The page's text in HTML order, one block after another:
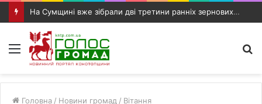
На Сумщині вже зібрали дві третини ранніх зернових: аграріям обіцяють додаткову підтримку
Меню
Головна / Новини громад / Вітання